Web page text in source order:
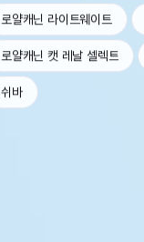
로얄캐닌 라이트웨이트
로얄캐닌 캣 레날 셀렉트
쉬바